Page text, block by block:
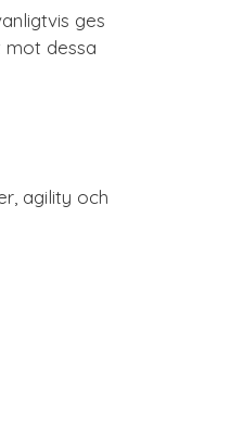
ges
mot dessa
agility och